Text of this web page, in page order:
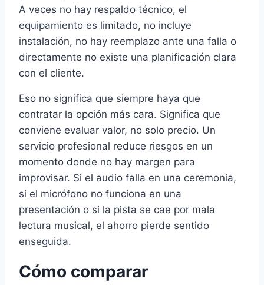
A veces no hay respaldo técnico, el
equipamiento es limitado, no incluye
instalación, no hay reemplazo ante una falla o
directamente no existe una planificación clara
con el cliente.
Eso no significa que siempre haya que
contratar la opción más cara. Significa que
conviene evaluar valor, no solo precio. Un
servicio profesional reduce riesgos en un
momento donde no hay margen para
improvisar. Si el audio falla en una ceremonia,
si el micrófono no funciona en una
presentación o si la pista se cae por mala
lectura musical, el ahorro pierde sentido
enseguida.
Cómo comparar